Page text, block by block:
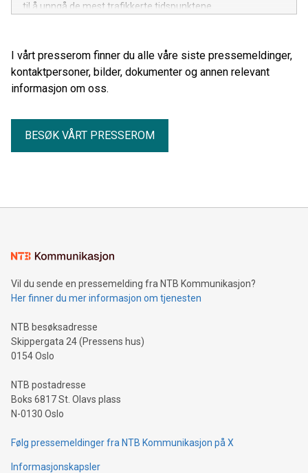
til å unngå de mest trafikkerte tidspunktene.
I vårt presserom finner du alle våre siste pressemeldinger,
kontaktpersoner, bilder, dokumenter og annen relevant
informasjon om oss.
BESØK VÅRT PRESSEROM
Vil du sende en pressemelding fra NTB Kommunikasjon?
Her finner du mer informasjon om tjenesten
NTB besøksadresse
Skippergata 24 (Pressens hus)
0154 Oslo
NTB postadresse
Boks 6817 St. Olavs plass
N-0130 Oslo
Følg pressemeldinger fra NTB Kommunikasjon på X
Informasjonskapsler